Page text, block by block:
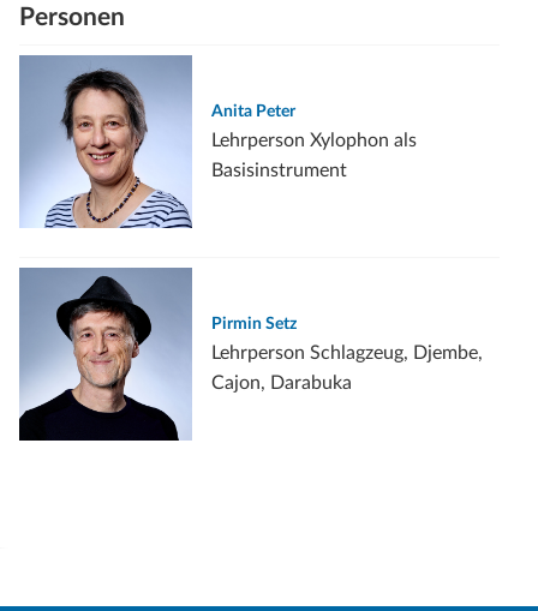
Personen
Anita Peter
Lehrperson Xylophon als
Basisinstrument
Pirmin Setz
Lehrperson Schlagzeug, Djembe,
Cajon, Darabuka